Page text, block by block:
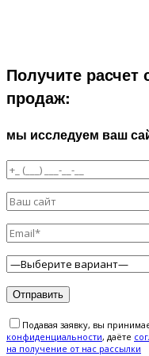
Получите расчет
продаж:
мы исследуем ваш
Подавая заявку, вы
конфиденциальности, даёте
на получение от нас рассылки